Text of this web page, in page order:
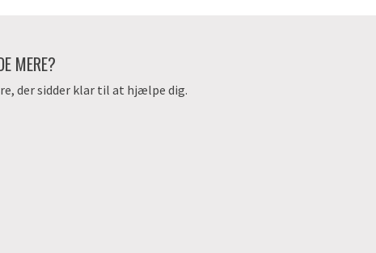
MERE?
der sidder klar til at hjælpe dig.